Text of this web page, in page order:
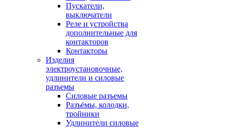
Пускатели,
выключатели
Реле и устройства
дополнительные для
контакторов
Контакторы
Изделия
электроустановочные,
удлинители и силовые
разъемы
Силовые разъемы
Разъёмы, колодки,
тройники
Удлинители силовые